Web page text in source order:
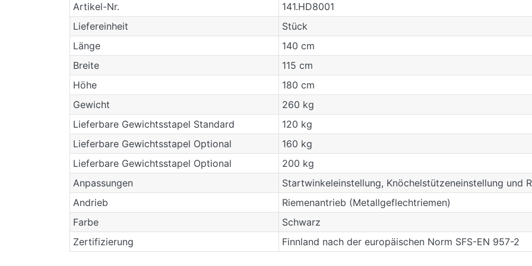
Artikel-Nr.
141.HD8001
Liefereinheit
Stück
Länge
140 cm
Breite
115 cm
Höhe
180 cm
Gewicht
260 kg
Lieferbare Gewichtsstapel Standard
120 kg
Lieferbare Gewichtsstapel Optional
160 kg
Lieferbare Gewichtsstapel Optional
200 kg
Anpassungen
Startwinkeleinstellung, Knöchelstützeneinstellung und
Andrieb
Riemenantrieb (Metallgeflechtriemen)
Farbe
Schwarz
Zertifizierung
Finnland nach der europäischen Norm SFS-EN 957-2